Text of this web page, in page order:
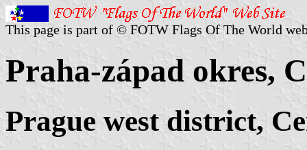
This page is part of © FOTW Flags Of The World
Praha-západ okres,
Prague west district,